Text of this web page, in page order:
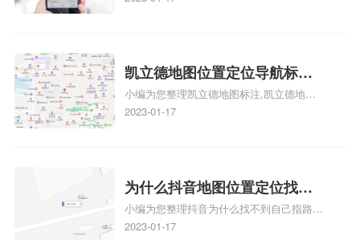
凯立德地图位置定位导航标
注？凯立德地图位置定位,导航,
标注？
小编为您整理凯立德地图标注,凯立德地图
标注怎么做啊、凯立德地图标注,凯立德地
相关地图标注知识，详情可查看下方正文！
2023-01-17
为什么抖音地图位置定位找不
到了？抖音为什么找不到当前
小编为您整理抖音为什么找不到自己指路人
地图标注服务中心铺的位置、地图位置更新
2023-01-17